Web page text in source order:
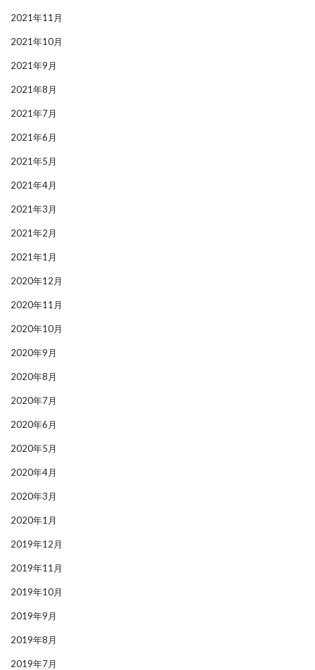
2021年11月
2021年10月
2021年9月
2021年8月
2021年7月
2021年6月
2021年5月
2021年4月
2021年3月
2021年2月
2021年1月
2020年12月
2020年11月
2020年10月
2020年9月
2020年8月
2020年7月
2020年6月
2020年5月
2020年4月
2020年3月
2020年1月
2019年12月
2019年11月
2019年10月
2019年9月
2019年8月
2019年7月